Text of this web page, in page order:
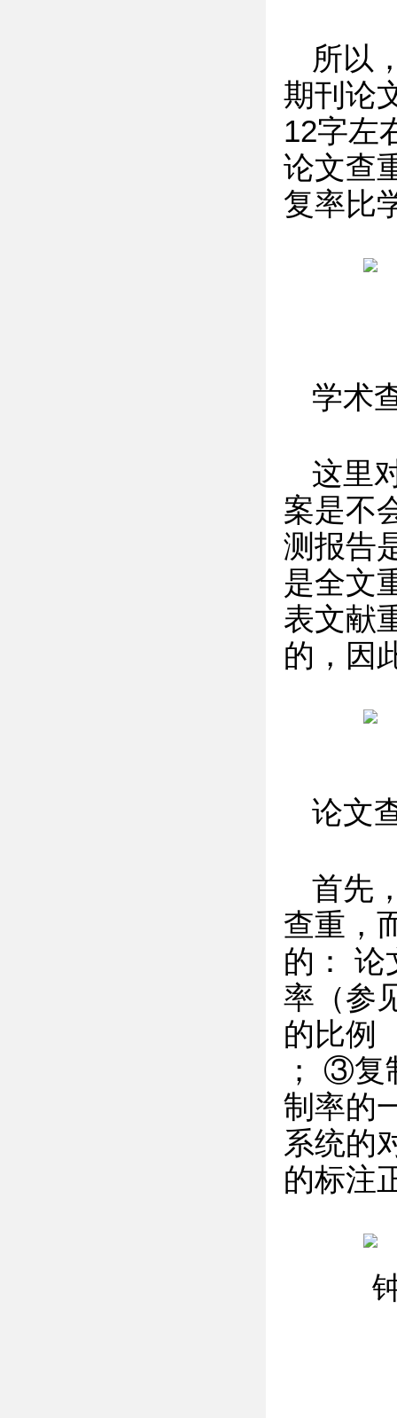
所以
期刊论
12字左
论文查
复率比
学术
这里
案是不
测报告
是全文
表文献
的，因
论文
首先
查重，
的： 论
率（参
的比例
； ③复
制率的
系统的
的标注